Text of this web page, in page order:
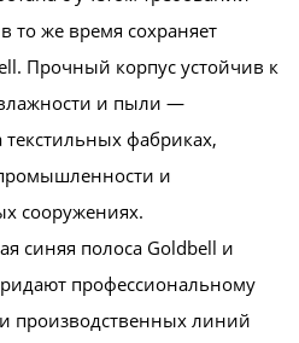
же время сохраняет
Прочный корпус устойчив к
и пыли —
фабриках,
и
сооружениях.
синяя полоса Goldbell и
профессиональному
производственных линий